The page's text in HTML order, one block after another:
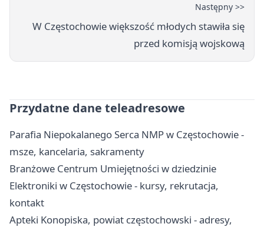
Następny >>
W Częstochowie większość młodych stawiła się
przed komisją wojskową
Przydatne dane teleadresowe
Parafia Niepokalanego Serca NMP w Częstochowie -
msze, kancelaria, sakramenty
Branżowe Centrum Umiejętności w dziedzinie
Elektroniki w Częstochowie - kursy, rekrutacja,
kontakt
Apteki Konopiska, powiat częstochowski - adresy,